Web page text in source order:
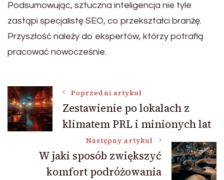
Podsumowując, sztuczna inteligencja nie tyle
zastąpi specjalistę SEO, co przekształci branżę.
Przyszłość należy do ekspertów, którzy potrafią
pracować nowocześnie.
Nawigacja
wpisu
Poprzedni artykuł
Zestawienie po lokalach z
klimatem PRL i minionych lat
Następny artykuł
W jaki sposób zwiększyć
komfort podróżowania